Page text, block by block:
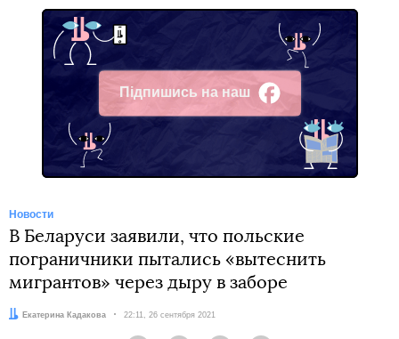
Підпишись на наш
Facebook
Новости
В Беларуси заявили, что польские
пограничники пытались «вытеснить
мигрантов» через дыру в заборе
Автор:Екатерина Кадакова Дата:
22:11, 26 сентября 2021